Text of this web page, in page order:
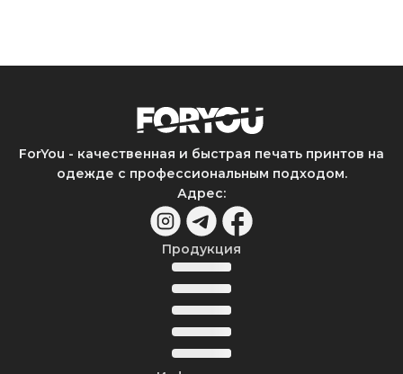
ForYou - качественная и быстрая печать принтов на
одежде с профессиональным подходом.
Адрес:
Продукция